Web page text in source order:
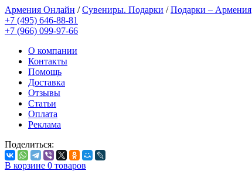
Армения Онлайн /Сувениры. Подарки /Подарки – Армения
+7 (495) 646-88-81
+7 (966) 099-97-66
О компании
Контакты
Помощь
Доставка
Отзывы
Статьи
Оплата
Реклама
Поделиться:
В корзине 0 товаров